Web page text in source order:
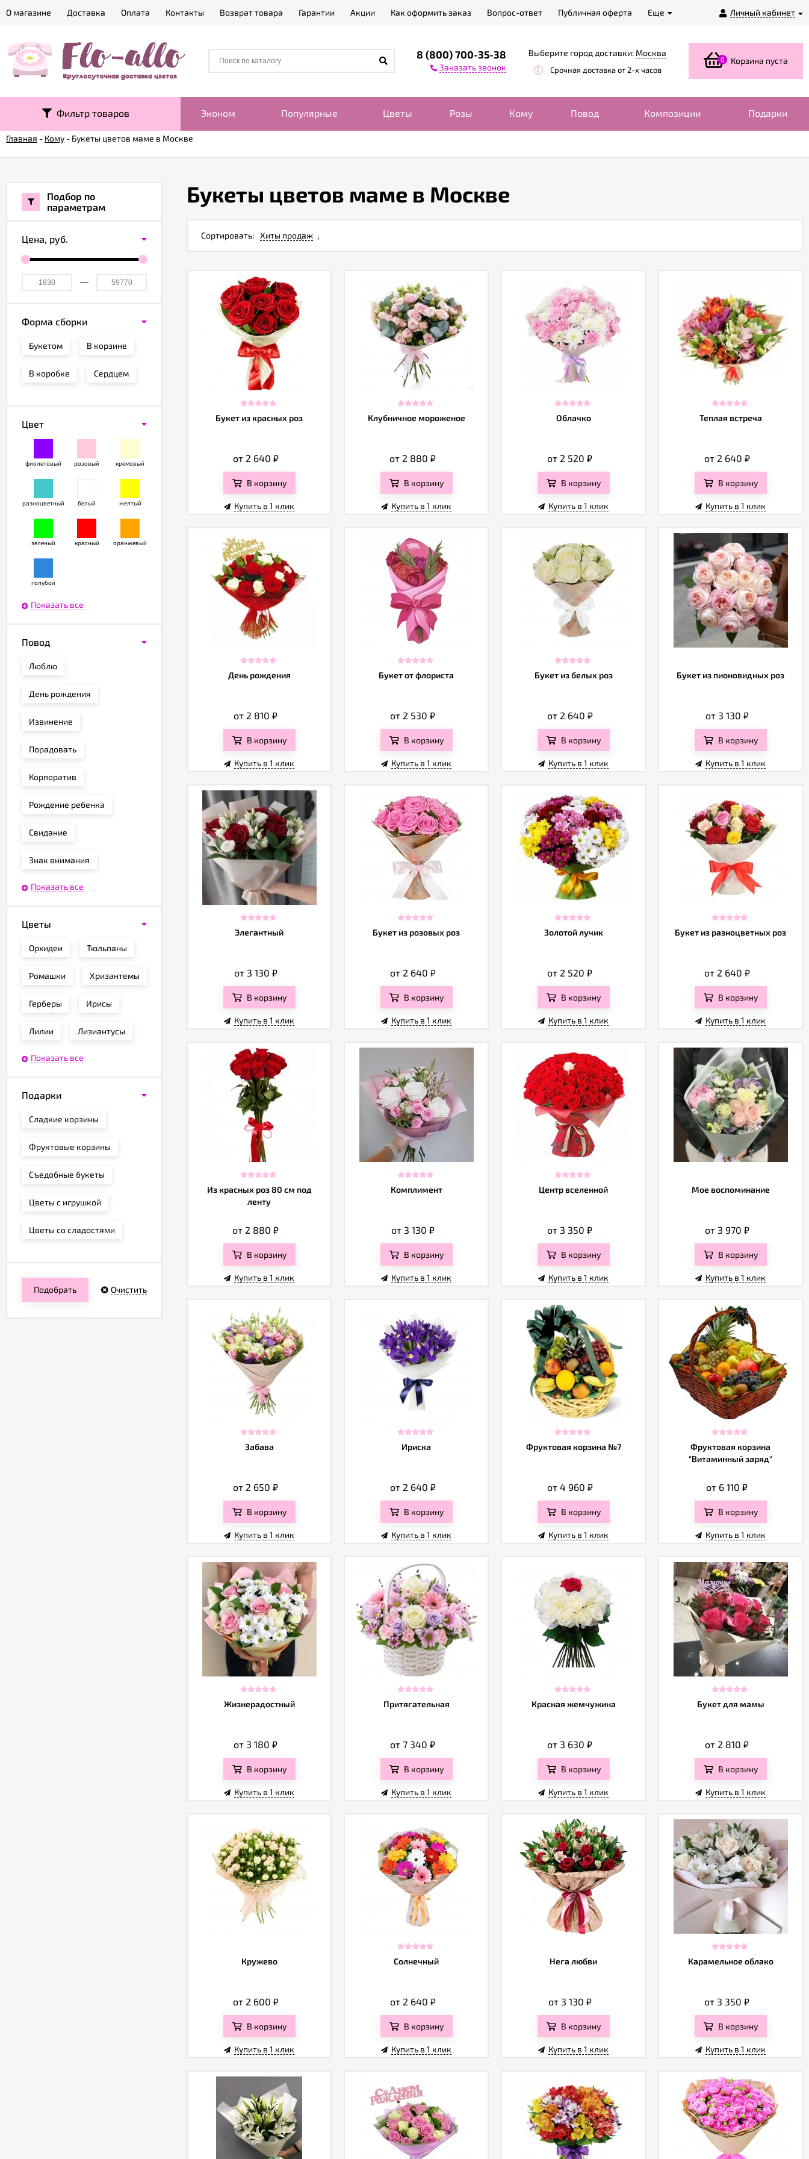
Личный кабинет
О магазине Доставка Оплата Контакты Возврат товара Гарантии Акции Как оформить заказ Вопрос-ответ Публичная оферта Еще
8 (800) 700-35-38
Заказать звонок
Выберите город доставки: Москва
Срочная доставка от 2-х часов
0 Корзина пуста
Фильтр товаров Эконом Популярные Цветы Розы Кому Повод Композиции Подарки
Главная - Кому - Букеты цветов маме в Москве
Букеты цветов маме в Москве
Сортировать: Хиты продаж
Букет из красных роз
от 2 640 ₽
В корзину
Купить в 1 клик
Клубничное мороженое
от 2 880 ₽
В корзину
Купить в 1 клик
Облачко
от 2 520 ₽
В корзину
Купить в 1 клик
Теплая встреча
от 2 640 ₽
В корзину
Купить в 1 клик
День рождения
от 2 810 ₽
В корзину
Купить в 1 клик
Букет от флориста
от 2 530 ₽
В корзину
Купить в 1 клик
Букет из белых роз
от 2 640 ₽
В корзину
Купить в 1 клик
Букет из пионовидных роз
от 3 130 ₽
В корзину
Купить в 1 клик
Элегантный
от 3 130 ₽
В корзину
Купить в 1 клик
Букет из розовых роз
от 2 640 ₽
В корзину
Купить в 1 клик
Золотой лучик
от 2 520 ₽
В корзину
Купить в 1 клик
Букет из разноцветных роз
от 2 640 ₽
В корзину
Купить в 1 клик
Из красных роз 80 см под
ленту
от 2 880 ₽
В корзину
Купить в 1 клик
Комплимент
от 3 130 ₽
В корзину
Купить в 1 клик
Центр вселенной
от 3 350 ₽
В корзину
Купить в 1 клик
Мое воспоминание
от 3 970 ₽
В корзину
Купить в 1 клик
Забава
от 2 650 ₽
В корзину
Купить в 1 клик
Ириска
от 2 640 ₽
В корзину
Купить в 1 клик
Фруктовая корзина №7
от 4 960 ₽
В корзину
Купить в 1 клик
Фруктовая корзина
"Витаминный заряд"
от 6 110 ₽
В корзину
Купить в 1 клик
Жизнерадостный
от 3 180 ₽
В корзину
Купить в 1 клик
Притягательная
от 7 340 ₽
В корзину
Купить в 1 клик
Красная жемчужина
от 3 630 ₽
В корзину
Купить в 1 клик
Букет для мамы
от 2 810 ₽
В корзину
Купить в 1 клик
Кружево
от 2 600 ₽
В корзину
Купить в 1 клик
Солнечный
от 2 640 ₽
В корзину
Купить в 1 клик
Нега любви
от 3 130 ₽
В корзину
Купить в 1 клик
Карамельное облако
от 3 350 ₽
В корзину
Купить в 1 клик
Подбор по
параметрам
Цена, руб.
Форма сборки
Букетом В корзине
В коробке Сердцем
Цвет
фиолетовый розовый кремовый
разноцветный белый желтый
зеленый красный оранжевый
голубой
Показать все
Повод
Люблю
День рождения
Извинение
Порадовать
Корпоратив
Рождение ребенка
Свидание
Знак внимания
Показать все
Цветы
Орхидеи Тюльпаны
Ромашки Хризантемы
Герберы Ирисы
Лилии Лизиантусы
Показать все
Подарки
Сладкие корзины
Фруктовые корзины
Съедобные букеты
Цветы с игрушкой
Цветы со сладостями
Подобрать Очистить